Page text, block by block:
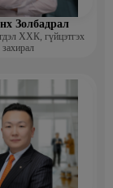
Золбадрал
ХХК, гүйцэтгэх
захирал